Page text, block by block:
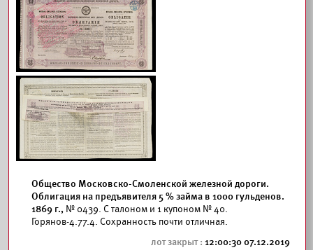
Общество Московско-Смоленской железной дороги.
Облигация на предъявителя 5 % займа в 1000 гульденов.
1869 г., № 0439. С талоном и 1 купоном № 40.
Горянов-4.77.4. Сохранность почти отличная.
12:00:30 07.12.2019